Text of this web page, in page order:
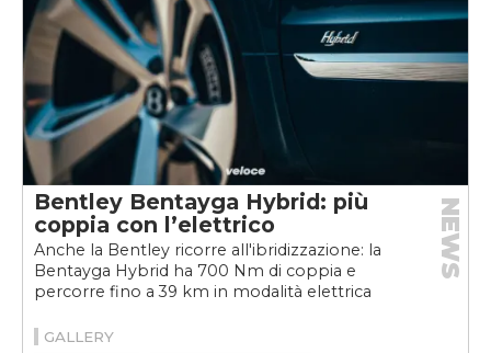
Bentley Bentayga Hybrid: più
coppia con l’elettrico
Anche la Bentley ricorre all'ibridizzazione: la
Bentayga Hybrid ha 700 Nm di coppia e
percorre fino a 39 km in modalità elettrica
NEWS
GALLERY